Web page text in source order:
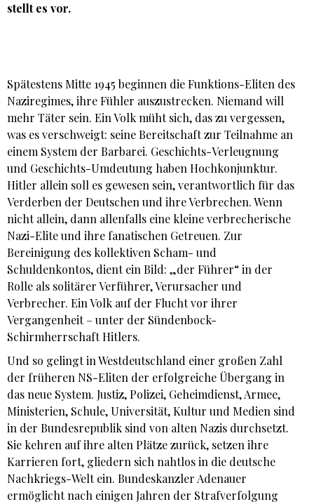
stellt es vor.
Spätestens Mitte 1945 beginnen die Funktions-Eliten des
Naziregimes, ihre Fühler auszustrecken. Niemand will
mehr Täter sein. Ein Volk müht sich, das zu vergessen,
was es verschweigt: seine Bereitschaft zur Teilnahme an
einem System der Barbarei. Geschichts-Verleugnung
und Geschichts-Umdeutung haben Hochkonjunktur.
Hitler allein soll es gewesen sein, verantwortlich für das
Verderben der Deutschen und ihre Verbrechen. Wenn
nicht allein, dann allenfalls eine kleine verbrecherische
Nazi-Elite und ihre fanatischen Getreuen. Zur
Bereinigung des kollektiven Scham- und
Schuldenkontos, dient ein Bild: „der Führer“ in der
Rolle als solitärer Verführer, Verursacher und
Verbrecher. Ein Volk auf der Flucht vor ihrer
Vergangenheit – unter der Sündenbock-
Schirmherrschaft Hitlers.
Und so gelingt in Westdeutschland einer großen Zahl
der früheren NS-Eliten der erfolgreiche Übergang in
das neue System. Justiz, Polizei, Geheimdienst, Armee,
Ministerien, Schule, Universität, Kultur und Medien sind
in der Bundesrepublik sind von alten Nazis durchsetzt.
Sie kehren auf ihre alten Plätze zurück, setzen ihre
Karrieren fort, gliedern sich nahtlos in die deutsche
Nachkriegs-Welt ein. Bundeskanzler Adenauer
ermöglicht nach einigen Jahren der Strafverfolgung